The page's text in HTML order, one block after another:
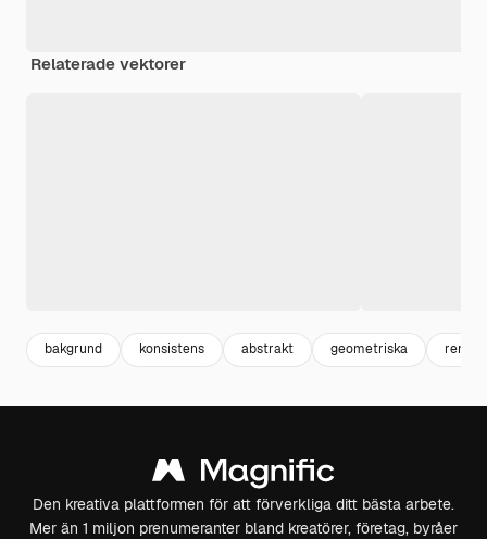
Relaterade vektorer
bakgrund konsistens abstrakt geometriska
Den kreativa plattformen för att förverkliga ditt bästa arbete.
Mer än 1 miljon prenumeranter bland kreatörer, företag, byråer